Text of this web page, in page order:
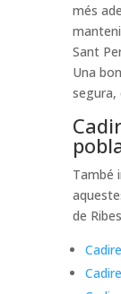
més
Sant
Una
segura,
També
de